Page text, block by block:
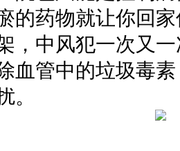
的药物就让你回
，中风犯一次又
血管中的垃圾毒
。